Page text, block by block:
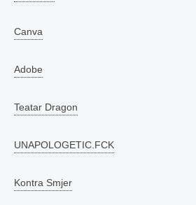
Canva
Adobe
Teatar Dragon
UNAPOLOGETIC.FCK
Kontra Smjer